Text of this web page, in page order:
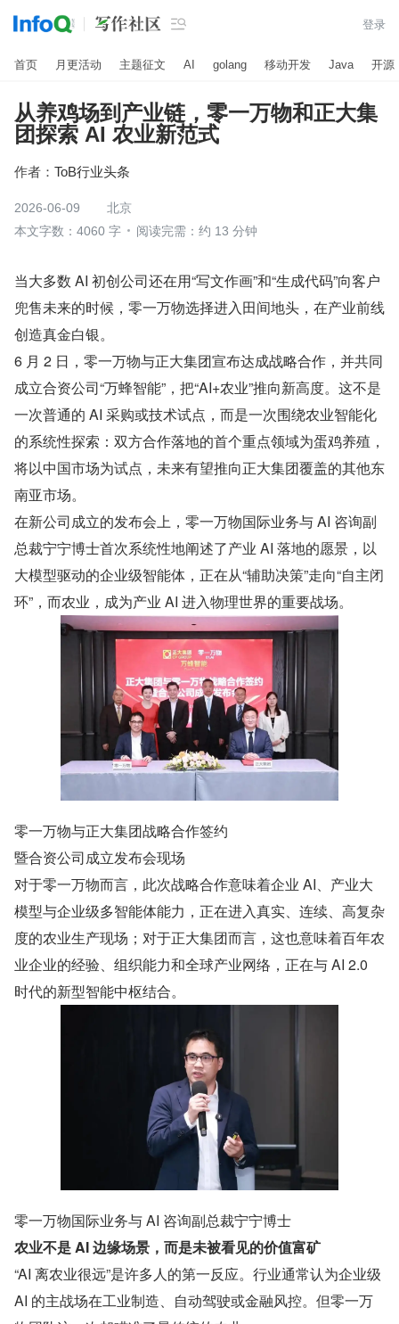
 登录
首页 月更活动 主题征文 AI golang 移动开发 Java 开源
从养鸡场到产业链，零一万物和正大集
团探索 AI 农业新范式
作者： ToB行业头条
2026-06-09
北京
本文字数：4060 字
阅读完需：约 13 分钟
当大多数 AI 初创公司还在用“写文作画”和“生成代码”向客户
兜售未来的时候，零一万物选择进入田间地头，在产业前线
创造真金白银。
6 月 2 日，零一万物与正大集团宣布达成战略合作，并共同
成立合资公司“万蜂智能”，把“AI+农业”推向新高度。这不是
一次普通的 AI 采购或技术试点，而是一次围绕农业智能化
的系统性探索：双方合作落地的首个重点领域为蛋鸡养殖，
将以中国市场为试点，未来有望推向正大集团覆盖的其他东
南亚市场。
在新公司成立的发布会上，零一万物国际业务与 AI 咨询副
总裁宁宁博士首次系统性地阐述了产业 AI 落地的愿景，以
大模型驱动的企业级智能体，正在从“辅助决策”走向“自主闭
环”，而农业，成为产业 AI 进入物理世界的重要战场。
零一万物与正大集团战略合作签约
暨合资公司成立发布会现场
对于零一万物而言，此次战略合作意味着企业 AI、产业大
模型与企业级多智能体能力，正在进入真实、连续、高复杂
度的农业生产现场；对于正大集团而言，这也意味着百年农
业企业的经验、组织能力和全球产业网络，正在与 AI 2.0
时代的新型智能中枢结合。
零一万物国际业务与 AI 咨询副总裁宁宁博士
农业不是 AI 边缘场景，而是未被看见的价值富矿
“AI 离农业很远”是许多人的第一反应。行业通常认为企业级
AI 的主战场在工业制造、自动驾驶或金融风控。但零一万